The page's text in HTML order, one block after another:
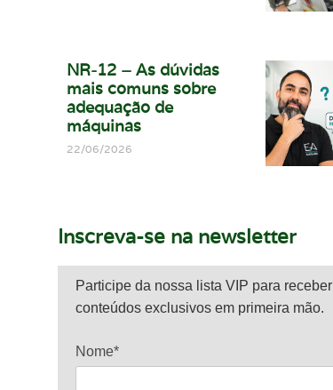
NR-12 – As dúvidas
mais comuns sobre
adequação de
máquinas
22/06/2026
Inscreva-se na newsletter
Participe da nossa lista VIP para receber
conteúdos exclusivos em primeira mão.
Nome*